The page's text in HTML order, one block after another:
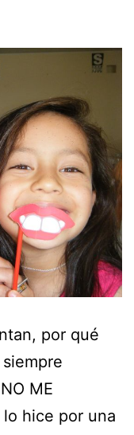
por qué
ME
lo hice por una